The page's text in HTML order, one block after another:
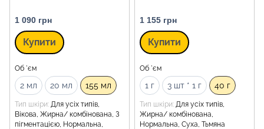
1 090 грн
Купити
Об `єм
2 мл 20 мл 155 мл
Тип шкіри Для усіх типів,
Вікова, Жирна/ комбінована, З
пігментацією, Нормальна,
1 155 грн
Купити
Об `єм
1 г 3 шт * 1 г 40 г
Тип шкіри Для усіх типів,
Жирна/ комбінована,
Нормальна, Суха, Тьмяна